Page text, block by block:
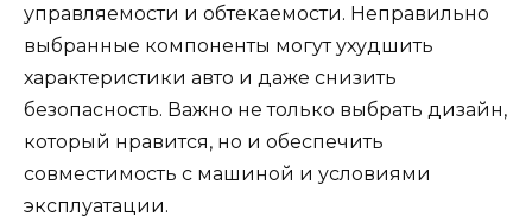
управляемости и обтекаемости. Неправильно
выбранные компоненты могут ухудшить
характеристики авто и даже снизить
безопасность. Важно не только выбрать дизайн,
который нравится, но и обеспечить
совместимость с машиной и условиями
эксплуатации.